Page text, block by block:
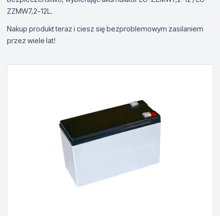
ZZMW7,2-12L.
Nakup produkt teraz i ciesz się bezproblemowym zasilaniem
przez wiele lat!